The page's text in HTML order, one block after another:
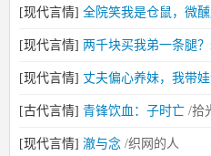
[现代言情] 全院笑我是仓鼠，微
[现代言情] 两千块买我弟一条腿
[现代言情] 丈夫偏心养妹，我带
[古代言情] 青锋饮血：子时亡 /拾
[现代言情] 澈与念 /织网的人